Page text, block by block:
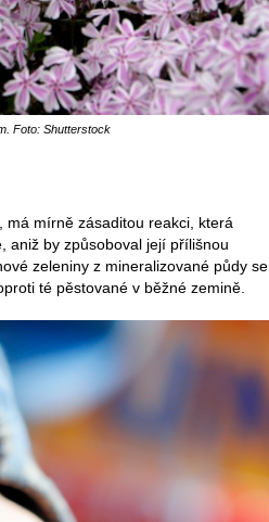
Foto: Shutterstock
, má mírně zásaditou reakci, která
aniž by způsoboval její přílišnou
zeleniny z mineralizované půdy se
té pěstované v běžné zemině.